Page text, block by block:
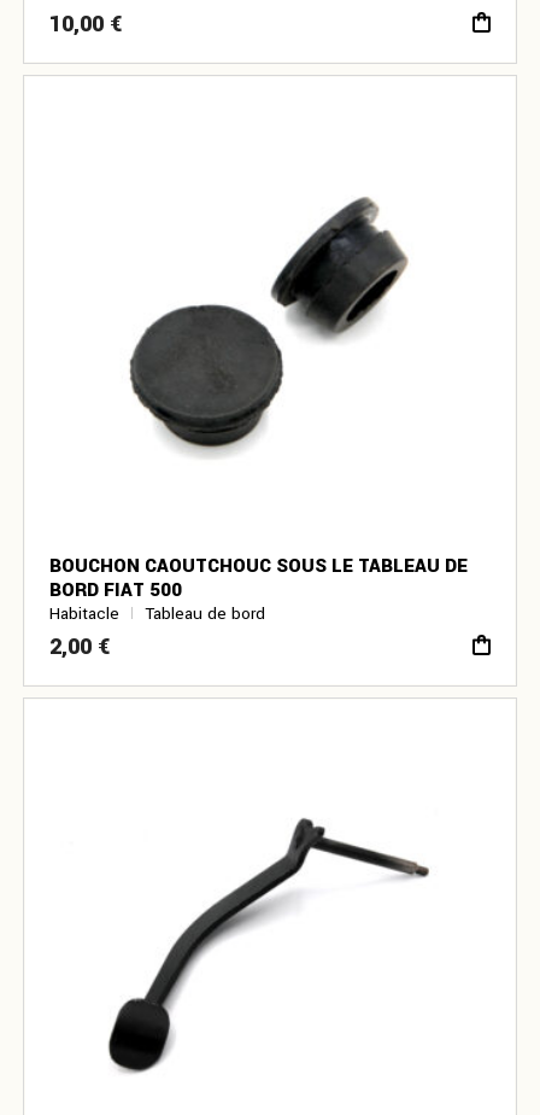
10,00 €
BOUCHON CAOUTCHOUC SOUS LE TABLEAU DE
BORD FIAT 500
Habitacle Tableau de bord
2,00 €